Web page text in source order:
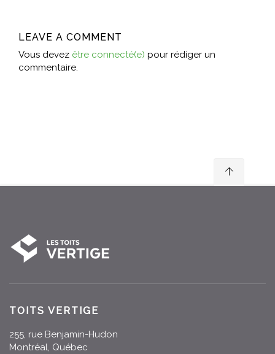
LEAVE A COMMENT
Vous devez être connecté(e) pour rédiger un
commentaire.
TOITS VERTIGE
255, rue Benjamin-Hudon
Montréal, Québec